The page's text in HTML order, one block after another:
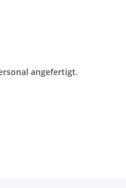
angefertigt.